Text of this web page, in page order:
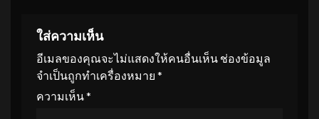
ใส่ความเห็น
อีเมลของคุณจะไม่แสดงให้คนอื่นเห็น ช่องข้อมูล
จำเป็นถูกทำเครื่องหมาย *
ความเห็น*